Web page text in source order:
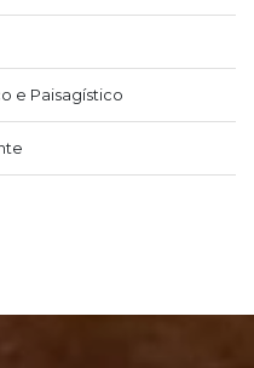
e Paisagístico